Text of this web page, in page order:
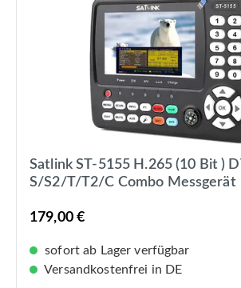
Satlink ST-5155 H.265 (10 Bit )
S/S2/T/T2/C Combo Messgerät
179,00 €
sofort ab Lager verfügbar
Versandkostenfrei in DE